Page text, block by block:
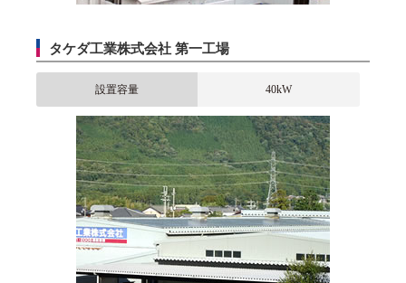
タケダ工業株式会社 第一工場
設置容量 40kW